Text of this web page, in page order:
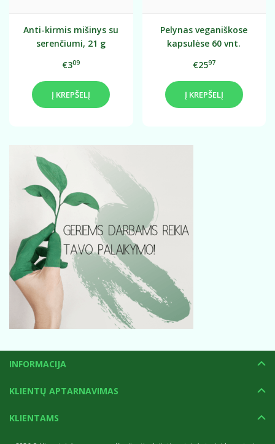
Anti-kirmis mišinys su
serenčiumi, 21 g
€309
Į KREPŠELĮ
Pelynas veganiškose
kapsulėse 60 vnt.
€2597
Į KREPŠELĮ
INFORMACIJA
KLIENTŲ APTARNAVIMAS
KLIENTAMS